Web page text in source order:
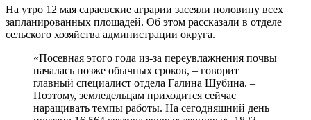
На утро 12 мая сараевские аграрии засеяли половину всех
запланированных площадей. Об этом рассказали в отделе
сельского хозяйства администрации округа.
«Посевная этого года из-за переувлажнения почвы
началась позже обычных сроков, – говорит
главный специалист отдела Галина Шубина. –
Поэтому, земледельцам приходится сейчас
наращивать темпы работы. На сегодняшний день